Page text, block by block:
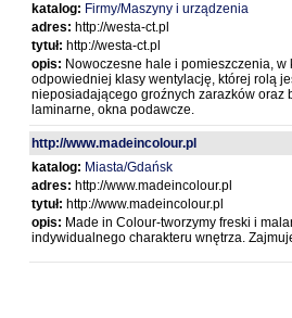
katalog: Firmy/Maszyny i urządzenia
adres: http://westa-ct.pl
tytuł: http://westa-ct.pl
opis: Nowoczesne hale i pomieszczenia,
odpowiedniej klasy wentylację, której rolą
nieposiadającego groźnych zarazków oraz
laminarne, okna podawcze.
http://www.madeincolour.pl
katalog: Miasta/Gdańsk
adres: http://www.madeincolour.pl
tytuł: http://www.madeincolour.pl
opis: Made in Colour-tworzymy freski i
indywidualnego charakteru wnętrza.